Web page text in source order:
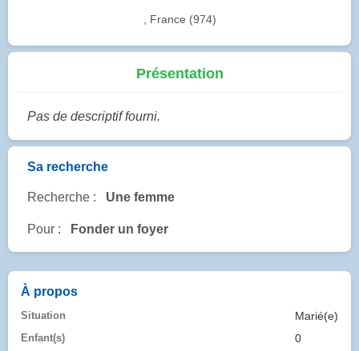
, France (974)
Présentation
Pas de descriptif fourni.
Sa recherche
Recherche : Une femme
Pour : Fonder un foyer
À propos
Situation Marié(e)
Enfant(s) 0